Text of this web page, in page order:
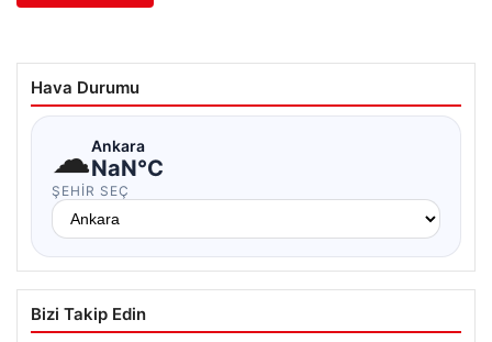
Hava Durumu
☁Ankara
NaN°C
ŞEHIR SEÇ
Bizi Takip Edin